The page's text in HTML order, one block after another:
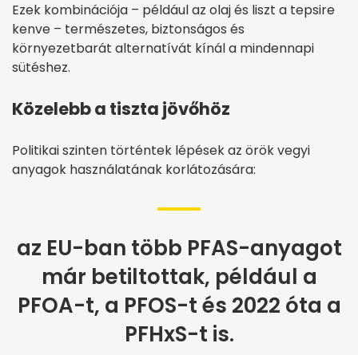
Ezek kombinációja – például az olaj és liszt a tepsire
kenve – természetes, biztonságos és
környezetbarát alternatívát kínál a mindennapi
sütéshez.
Közelebb a tiszta jövőhöz
Politikai szinten történtek lépések az örök vegyi
anyagok használatának korlátozására:
az EU-ban több PFAS-anyagot
már betiltottak, például a
PFOA-t, a PFOS-t és 2022 óta a
PFHxS-t is.